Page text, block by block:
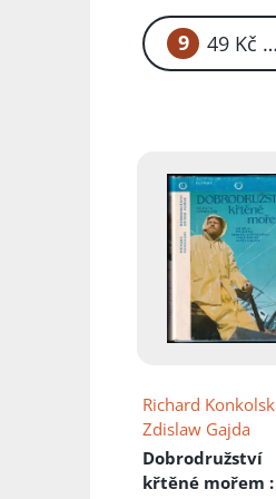
9
Richard
Zdislaw Gajda
Dobrodružství
křtěné mořem :
Přidáno do